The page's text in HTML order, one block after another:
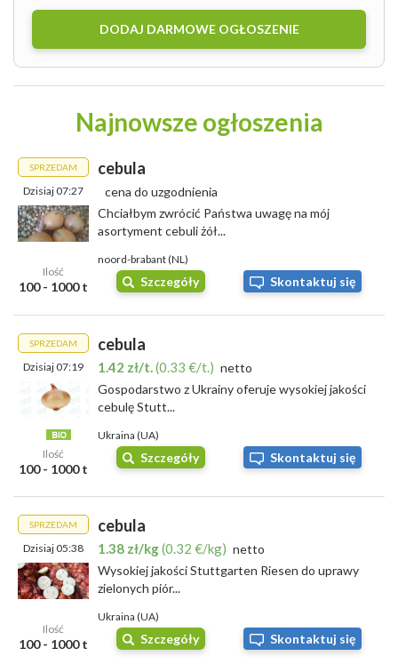
DODAJ DARMOWE OGŁOSZENIE
Najnowsze ogłoszenia
SPRZEDAM
Dzisiaj 07:27
Ilość
100 - 1000 t
cebula
cena do uzgodnienia
Chciałbym zwrócić Państwa uwagę na mój
asortyment cebuli żół...
noord-brabant (NL)
Szczegóły Skontaktuj się
SPRZEDAM
Dzisiaj 07:19
Ilość
100 - 1000 t
cebula
1.42 zł/t. (0.33 €/t.) netto
Gospodarstwo z Ukrainy oferuje wysokiej jakości
cebulę Stutt...
Ukraina (UA)
Szczegóły Skontaktuj się
SPRZEDAM
Dzisiaj 05:38
Ilość
100 - 1000 t
cebula
1.38 zł/kg(0.32 €/kg) netto
Wysokiej jakości Stuttgarten Riesen do uprawy
zielonych piór...
Ukraina (UA)
Szczegóły Skontaktuj się